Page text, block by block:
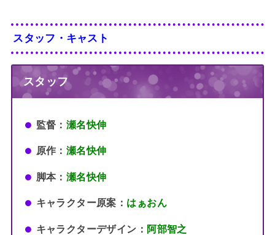
スタッフ・キャスト
スタッフ
監督： 瀬名快伸
原作： 瀬名快伸
脚本： 瀬名快伸
キャラクター原案： はぁおん
キャラクターデザイン： 阿部智之